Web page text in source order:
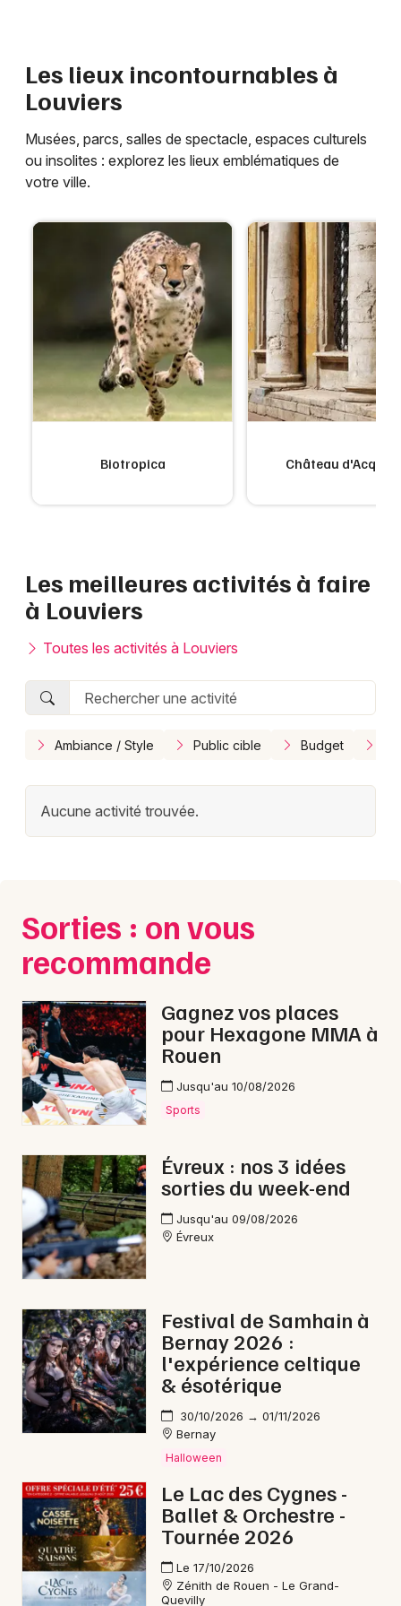
Newsletter des sorties
Artistes en tournée
Actus à Louviers
Magazine à Louviers
27 - Eure
Je m'abonne
Les lieux incontournables à
Louviers
Musées, parcs, salles de spectacle, espaces culturels
ou insolites : explorez les lieux emblématiques de
votre ville.
Biotropica Château
Les meilleures activités à faire
à Louviers
Toutes les activités à Louviers
Ambiance / Style Public cible Budget
Aucune activité trouvée.
Sorties : on vous
recommande
Gagnez vos places
pour Hexagone MMA à
Rouen
Jusqu'au 10/08/2026
Sports
Évreux : nos 3 idées
sorties du week-end
Jusqu'au 09/08/2026
Évreux
Festival de Samhain à
Bernay 2026 :
l'expérience celtique
& ésotérique
30/10/2026 → 01/11/2026
Bernay
Halloween
Le Lac des Cygnes -
Ballet & Orchestre -
Tournée 2026
Le 17/10/2026
Zénith de Rouen - Le Grand-
Quevilly